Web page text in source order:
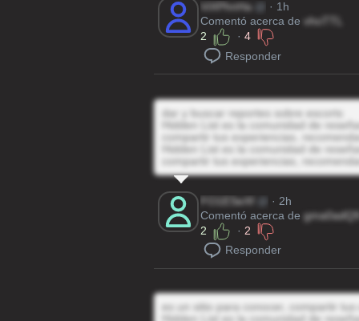
ViXPhnHa
· 1h
Comentó acerca de vhoTTL
2
· 4
Responder
dar y buscar reportes sobre escorts
Hidden List es la comunidad de
compartir tus experiencias,
Hidden List es la comunidad de
compartir tus experiencias,
FO1ESeXf
· 2h
Comentó acerca de
2
· 2
Responder
es un sitio para conocer, compartir